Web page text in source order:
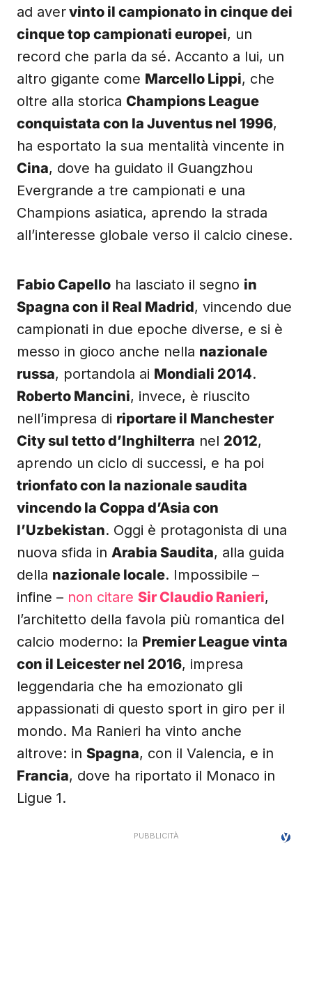
ad avervinto il campionato in cinque dei
cinque top campionati europei, un
record che parla da sé. Accanto a lui, un
altro gigante come Marcello Lippi, che
oltre alla storica Champions League
conquistata con la Juventus nel 1996,
ha esportato la sua mentalità vincente in
Cina, dove ha guidato il Guangzhou
Evergrande a tre campionati e una
Champions asiatica, aprendo la strada
all’interesse globale verso il calcio cinese.
Fabio Capello ha lasciato il segno in
Spagna con il Real Madrid, vincendo due
campionati in due epoche diverse, e si è
messo in gioco anche nella nazionale
russa, portandola ai Mondiali 2014.
Roberto Mancini, invece, è riuscito
nell’impresa di riportare il Manchester
City sul tetto d’Inghilterra nel 2012,
aprendo un ciclo di successi, e ha poi
trionfato con la nazionale saudita
vincendo la Coppa d’Asia con
l’Uzbekistan. Oggi è protagonista di una
nuova sfida in Arabia Saudita, alla guida
della nazionale locale. Impossibile –
infine – non citare Sir Claudio Ranieri,
l’architetto della favola più romantica del
calcio moderno: la Premier League vinta
con il Leicester nel 2016, impresa
leggendaria che ha emozionato gli
appassionati di questo sport in giro per il
mondo. Ma Ranieri ha vinto anche
altrove: in Spagna, con il Valencia, e in
Francia, dove ha riportato il Monaco in
Ligue 1.